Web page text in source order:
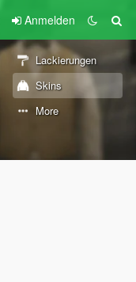
Anmelden
Lackierungen
Skins
More